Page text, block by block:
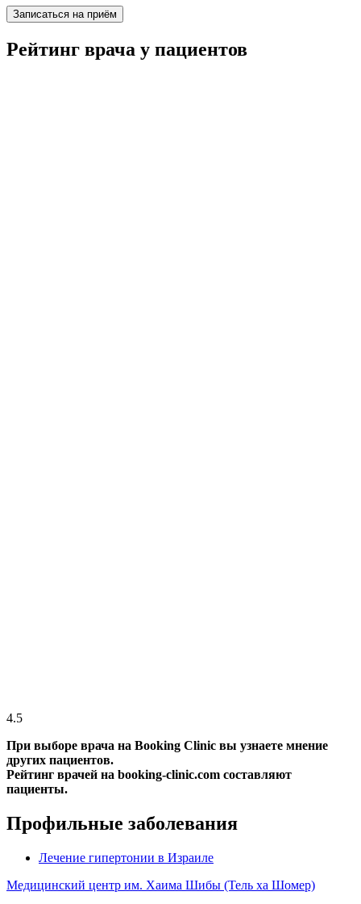
Записаться на приём
Рейтинг врача у пациентов
4.5
При выборе врача на Booking Clinic вы узнаете мнение
других пациентов.
Рейтинг врачей на booking-clinic.com составляют
пациенты.
Профильные заболевания
Лечение гипертонии в Израиле
Медицинский центр им. Хаима Шибы (Тель ха Шомер)